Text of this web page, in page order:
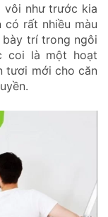
vôi như trước kia
rất nhiều màu
bày trí trong ngôi
coi là một hoạt
tươi mới cho căn